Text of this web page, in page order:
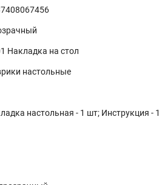
Накладка на стол
настольные
настольная - 1 шт; Инструкция - 1